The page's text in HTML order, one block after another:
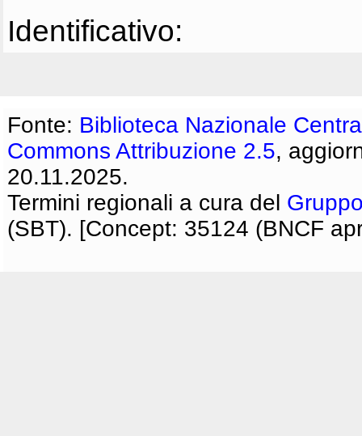
Identificativo:
Fonte: Biblioteca Nazionale
Commons Attribuzione 2.5,
20.11.2025.
Termini regionali a cura del
(SBT). [Concept: 35124 (BNCF